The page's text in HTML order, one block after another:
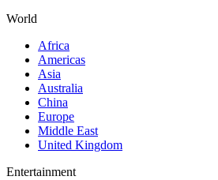
World
Africa
Americas
Asia
Australia
China
Europe
Middle East
United Kingdom
Entertainment